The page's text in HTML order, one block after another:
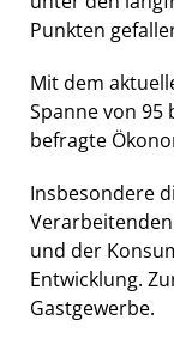
Punkten
Mit dem
Spanne von 95
befragte
Insbesondere
und der
Entwicklung.
Gastgewerbe.